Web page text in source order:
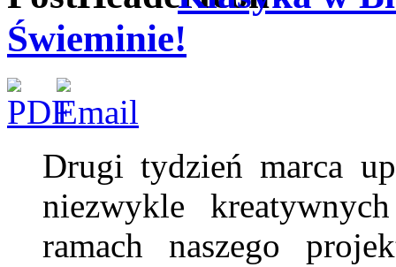
Świeminie!
Drugi tydzień marca
niezwykle
ramach naszego